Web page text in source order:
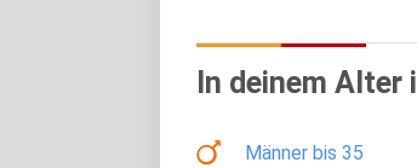
In deinem
Männer bis 35